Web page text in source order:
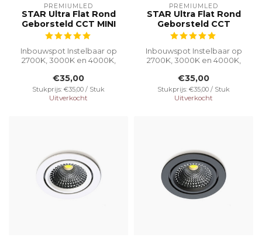
PREMIUMLED
STAR Ultra Flat Rond
Geborsteld CCT MINI
Inbouwspot Instelbaar op
2700K, 3000K en 4000K,
een gatma...
€35,00
Stukprijs: €35,00 / Stuk
Uitverkocht
PREMIUMLED
STAR Ultra Flat Rond
Geborsteld CCT
Inbouwspot Instelbaar op
2700K, 3000K en 4000K,
een gatma...
€35,00
Stukprijs: €35,00 / Stuk
Uitverkocht